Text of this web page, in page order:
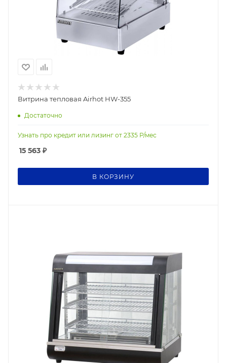
Витрина тепловая Airhot HW-355
Достаточно
Узнать про кредит или лизинг от 2335 Р/мес
15 563 ₽
В КОРЗИНУ